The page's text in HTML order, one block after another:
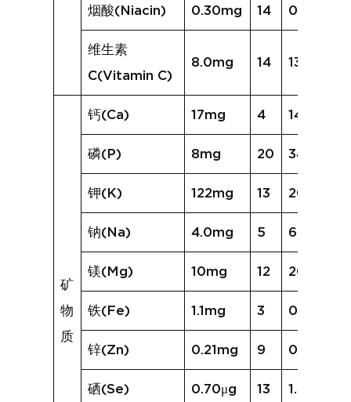
烟酸(Niacin) 0.30mg 14 0.64mg
维生素
C(Vitamin C)
8.0mg 14 136.3mg
矿
物
质
钙(Ca) 17mg 4 14mg
磷(P) 8mg 20 34mg
钾(K) 122mg 13 205mg
钠(Na) 4.0mg 5 6.1mg
镁(Mg) 10mg 12 20mg
铁(Fe) 1.1mg 3 0.6mg
锌(Zn) 0.21mg 9 0.23mg
硒(Se) 0.70μg 13 1.49μg